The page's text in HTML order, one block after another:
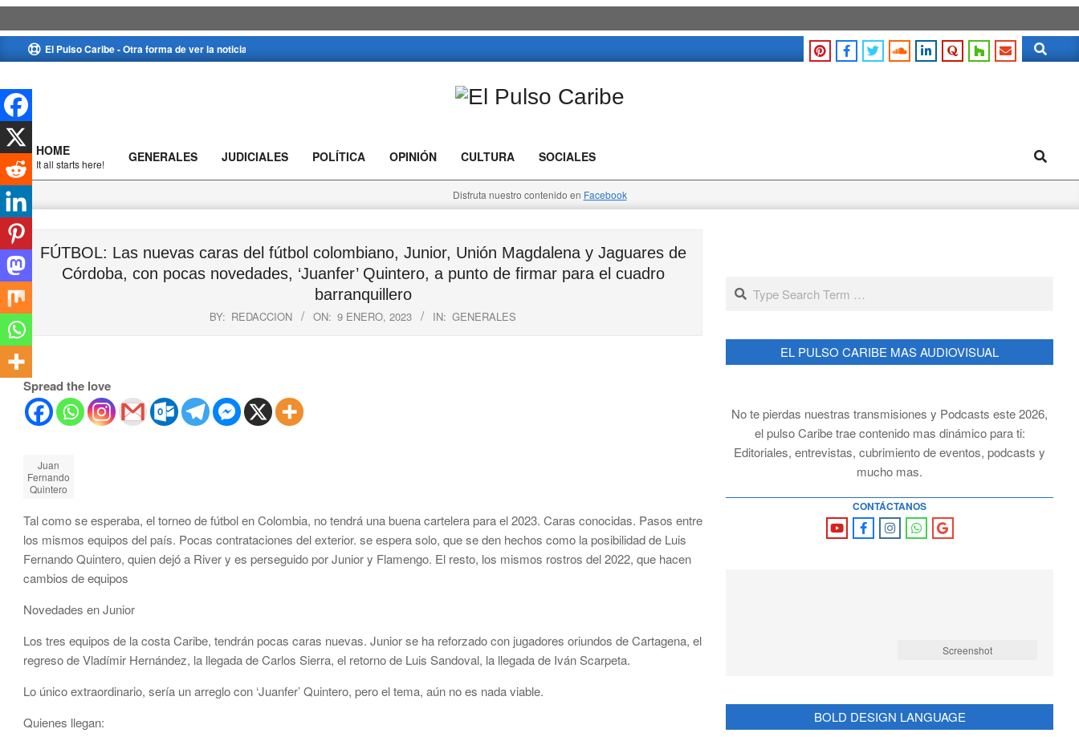
to
El Pulso Caribe - Otra forma de ver la noticia Search
Caribe
Primary
Navigation
Menu
HOME
It all starts here! GENERALES JUDICIALES POLÍTICA OPINIÓN CULTURA SOCIALES Search
Disfruta nuestro contenido en Facebook
FÚTBOL: Las nuevas caras del fútbol colombiano, Junior, Unión Magdalena y Jaguares de
Córdoba, con pocas novedades, ‘Juanfer’ Quintero, a punto de firmar para el cuadro
barranquillero
BY: REDACCION ON: 9 ENERO, 2023 IN: GENERALES
Spread the love
Juan
Fernando
Quintero
Tal como se esperaba, el torneo de fútbol en Colombia, no tendrá una buena cartelera para el 2023. Caras conocidas. Pasos entre
los mismos equipos del país. Pocas contrataciones del exterior. se espera solo, que se den hechos como la posibilidad de Luis
Fernando Quintero, quien dejó a River y es perseguido por Junior y Flamengo. El resto, los mismos rostros del 2022, que hacen
cambios de equipos
Novedades en Junior
Los tres equipos de la costa Caribe, tendrán pocas caras nuevas. Junior se ha reforzado con jugadores oriundos de Cartagena, el
regreso de Vladímir Hernández, la llegada de Carlos Sierra, el retorno de Luis Sandoval, la llegada de Iván Scarpeta.
Lo único extraordinario, sería un arreglo con ‘Juanfer’ Quintero, pero el tema, aún no es nada viable.
Quienes llegan:
Search
EL PULSO CARIBE MAS AUDIOVISUAL
No te pierdas nuestras transmisiones y Podcasts este 2026,
el pulso Caribe trae contenido mas dinámico para ti:
Editoriales, entrevistas, cubrimiento de eventos, podcasts y
mucho mas.
CONTÁCTANOS
Screenshot
BOLD DESIGN LANGUAGE